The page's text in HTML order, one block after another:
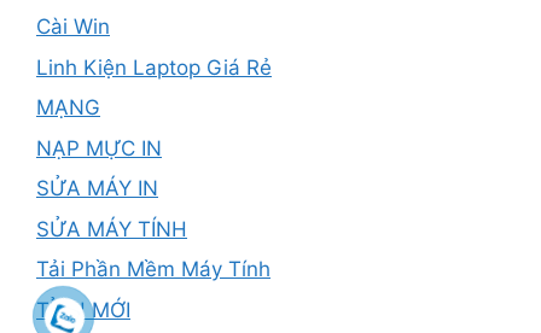
Cài Win
Linh Kiện Laptop Giá Rẻ
MẠNG
NẠP MỰC IN
SỬA MÁY IN
SỬA MÁY TÍNH
Tải Phần Mềm Máy Tính
TỈNH MỚI